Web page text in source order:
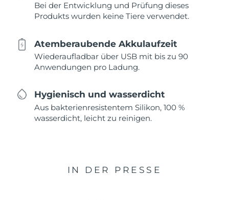
Bei der Entwicklung und Prüfung dieses
Produkts wurden keine Tiere verwendet.
Atemberaubende Akkulaufzeit
Wiederaufladbar über USB mit bis zu 90
Anwendungen pro Ladung.
Hygienisch und wasserdicht
Aus bakterienresistentem Silikon, 100 %
wasserdicht, leicht zu reinigen.
IN DER PRESSE